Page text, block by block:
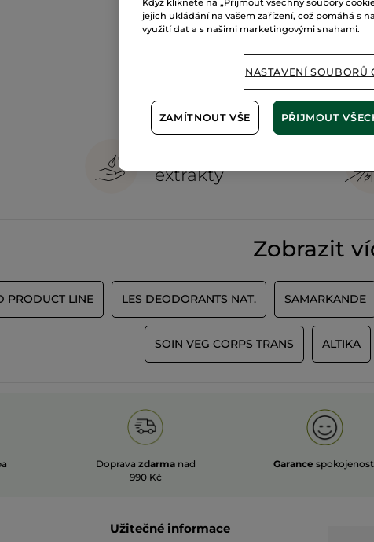
extrakty
Zobrazit
PRODUCT LINE LES DEODORANTS NAT. SAMARKANDE
SOIN VEG CORPS TRANS ALTIKA
Doprava zdarma nad
990 Kč
Garance
Užitečné informace
Když kliknete na „Přijmout všechny soubory
jejich ukládání na vašem zařízení, což pomáhá s
využití dat a s našimi marketingovými snahami.
NASTAVENÍ SOUBORŮ
ZAMÍTNOUT VŠE PŘIJMOUT